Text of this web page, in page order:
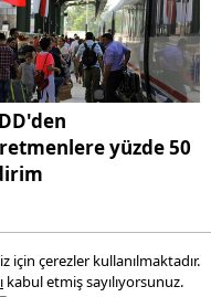
yüzde 50
çerezler kullanılmaktadır.
kabul etmiş sayılıyorsunuz.